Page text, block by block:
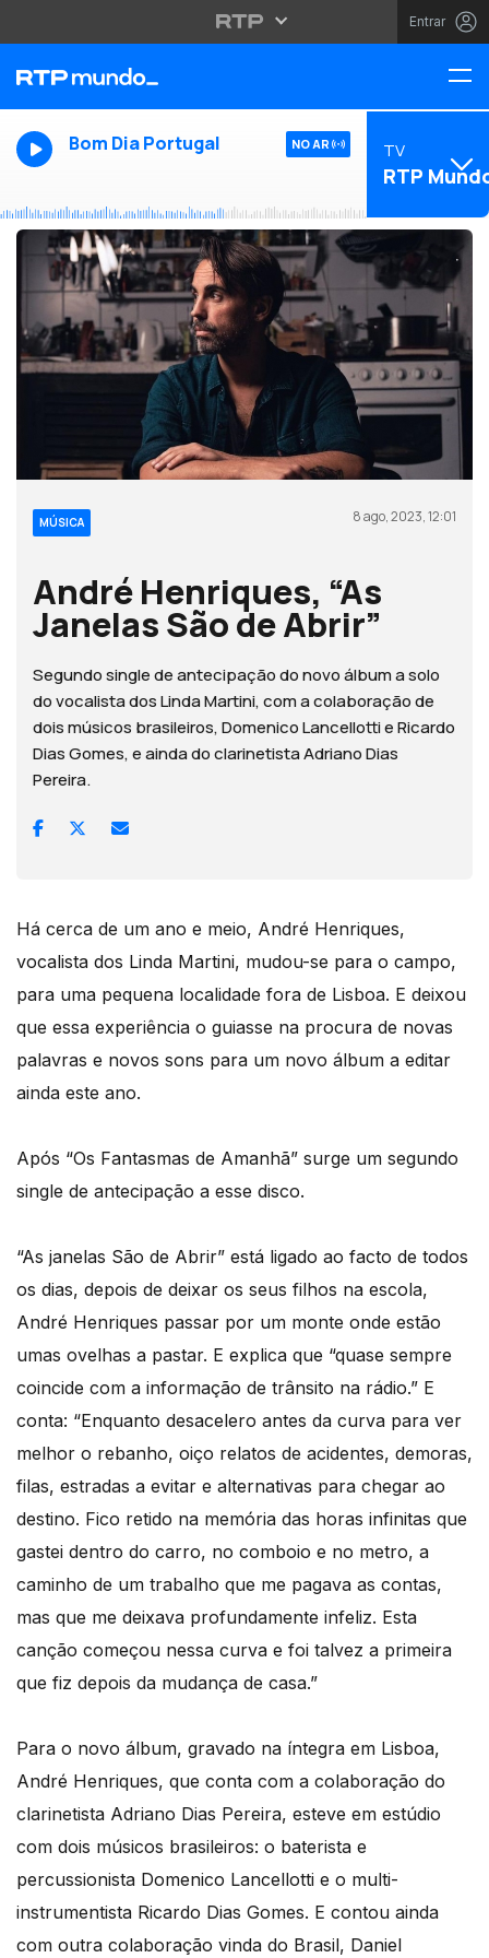
Entrar
Bom Dia Portugal NO AR TV
RTP
MÚSICA 8 ago, 2023, 12:01
André Henriques, “As
Janelas São de Abrir”
Segundo single de antecipação do novo álbum a solo
do vocalista dos Linda Martini, com a colaboração de
dois músicos brasileiros, Domenico Lancellotti e Ricardo
Dias Gomes, e ainda do clarinetista Adriano Dias
Pereira.
Há cerca de um ano e meio, André Henriques,
vocalista dos Linda Martini, mudou-se para o campo,
para uma pequena localidade fora de Lisboa. E deixou
que essa experiência o guiasse na procura de novas
palavras e novos sons para um novo álbum a editar
ainda este ano.
Após “Os Fantasmas de Amanhã” surge um segundo
single de antecipação a esse disco.
“As janelas São de Abrir” está ligado ao facto de todos
os dias, depois de deixar os seus filhos na escola,
André Henriques passar por um monte onde estão
umas ovelhas a pastar. E explica que “quase sempre
coincide com a informação de trânsito na rádio.” E
conta: “Enquanto desacelero antes da curva para ver
melhor o rebanho, oiço relatos de acidentes, demoras,
filas, estradas a evitar e alternativas para chegar ao
destino. Fico retido na memória das horas infinitas que
gastei dentro do carro, no comboio e no metro, a
caminho de um trabalho que me pagava as contas,
mas que me deixava profundamente infeliz. Esta
canção começou nessa curva e foi talvez a primeira
que fiz depois da mudança de casa.”
Para o novo álbum, gravado na íntegra em Lisboa,
André Henriques, que conta com a colaboração do
clarinetista Adriano Dias Pereira, esteve em estúdio
com dois músicos brasileiros: o baterista e
percussionista Domenico Lancellotti e o multi-
instrumentista Ricardo Dias Gomes. E contou ainda
com outra colaboração vinda do Brasil, Daniel